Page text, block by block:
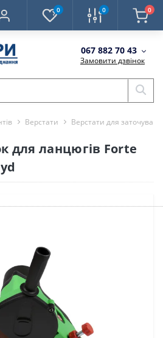
0 0 0
067 882 70 43
Замовити дзвінок
Верстати Верстати для
для ланцюгів Forte